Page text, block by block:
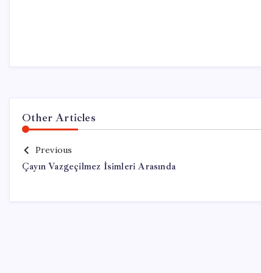
Other Articles
Previous
Çayın Vazgeçilmez İsimleri Arasında